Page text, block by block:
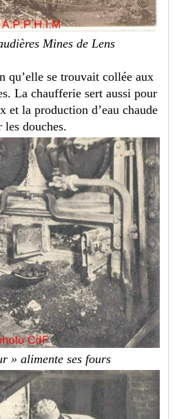
Mines de Lens
qu’elle se trouvait collée aux
La chaufferie sert aussi pour
et la production d’eau chaude
les douches.
» alimente ses fours